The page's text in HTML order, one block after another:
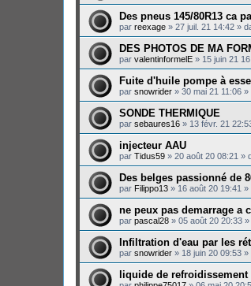
Des pneus 145/80R13 ca
par reexage » 27 juil. 21 14:42 »
DES PHOTOS DE MA
par valentinformelE » 15 juin 21
Fuite d'huile pompe à
par snowrider » 30 mai 21 11:06 »
SONDE THERMIQUE
par sebaures16 » 13 févr. 21
injecteur AAU
par Tidus59 » 20 août 20 08:21 »
Des belges passionné de
par Filippo13 » 16 août 20 19:41 »
ne peux pas demarrage a
par pascal28 » 05 août 20 20:33 »
Infiltration d'eau par les
par snowrider » 18 juin 20 09:53 »
liquide de